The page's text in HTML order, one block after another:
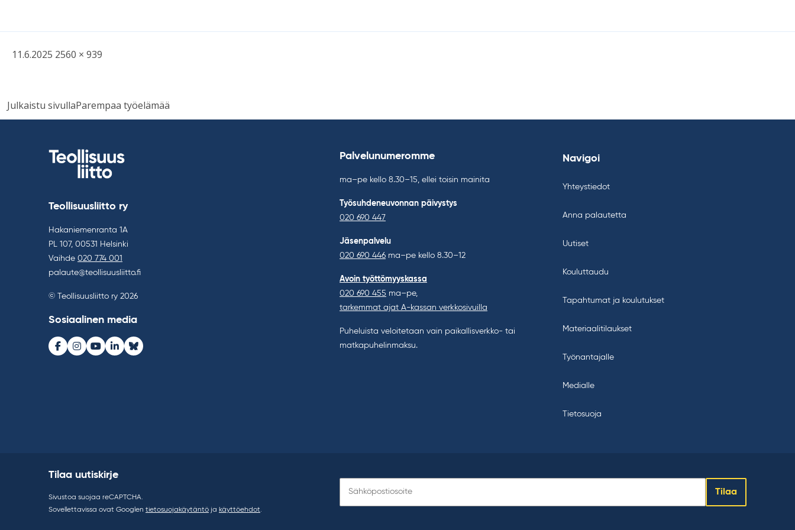
Kirjoitettu
11.6.2025 Täysikokoinen
2560 × 939
Artikkelien
Julkaistu sivullaParempaa työelämää
Teollisuusliitto ry
Hakaniemenranta 1A
PL 107, 00531 Helsinki
Vaihde 020 774 001
palaute@teollisuusliitto.fi
© Teollisuusliitto ry 2026
Sosiaalinen media
Facebook
Instagram
Youtube
LinkedInBluesky
Palvelunumeromme
ma–pe kello 8.30–15, ellei toisin mainita
Työsuhdeneuvonnan päivystys
020 690 447
Jäsenpalvelu
020 690 446 ma–pe kello 8.30–12
Avoin työttömyyskassa
020 690 455 ma–pe,
tarkemmat ajat A-kassan verkkosivuilla
Puheluista veloitetaan vain paikallisverkko- tai
matkapuhelinmaksu.
Navigoi
Yhteystiedot
Anna palautetta
Uutiset
Kouluttaudu
Tapahtumat ja koulutukset
Materiaalitilaukset
Työnantajalle
Medialle
Tietosuoja
Tilaa uutiskirje
Sivustoa suojaa reCAPTCHA.
Sovellettavissa ovat Googlen tietosuojakäytäntö ja käyttöehdot.
Tilaa